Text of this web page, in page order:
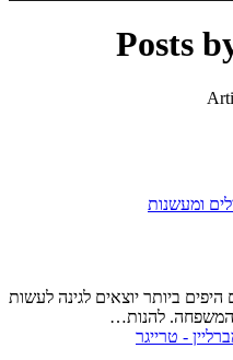
Posts
ביותר יוצאים לגינה לעשות
המשפחה. להנות…